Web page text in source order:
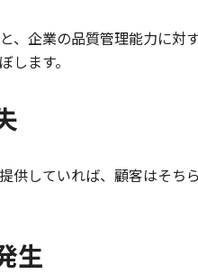
、企業の品質管理能力に
します。
供していれば、顧客はそ
生